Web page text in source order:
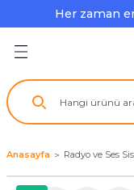
Her zaman
ve Ekipmanları
Çevre Birimleri
Aksesuarları
Anasayfa Radyo ve Ses